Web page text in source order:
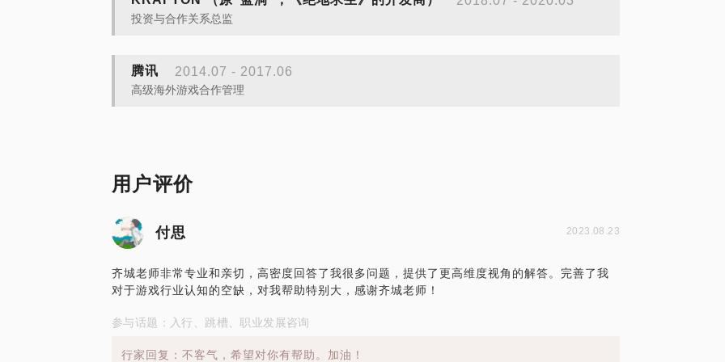
投资与合作关系总监
腾讯 2014.07 - 2017.06
高级海外游戏合作管理
用户评价
付思 2023.08.23
齐城老师非常专业和亲切，高密度回答了我很多问题，提供了更高维度视角的解答。完善了我
对于游戏行业认知的空缺，对我帮助特别大，感谢齐城老师！
参与话题：入行、跳槽、职业发展咨询
行家回复：不客气，希望对你有帮助。加油！